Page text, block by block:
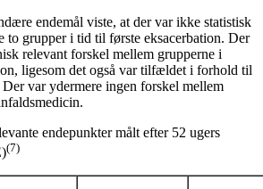
endemål viste, at der var ikke statistisk
to grupper i tid til første eksacerbation. Der
relevant forskel mellem grupperne i
ligesom det også var tilfældet i forhold til
var ydermere ingen forskel mellem
endepunkter målt efter 52 ugers
(7)